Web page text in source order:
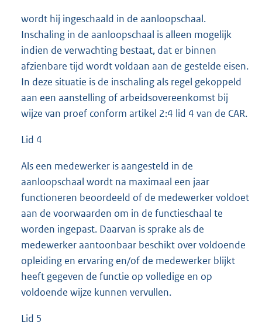
wordt hij ingeschaald in de aanloopschaal.
Inschaling in de aanloopschaal is alleen mogelijk
indien de verwachting bestaat, dat er binnen
afzienbare tijd wordt voldaan aan de gestelde eisen.
In deze situatie is de inschaling als regel gekoppeld
aan een aanstelling of arbeidsovereenkomst bij
wijze van proef conform artikel 2:4 lid 4 van de CAR.
Lid 4
Als een medewerker is aangesteld in de
aanloopschaal wordt na maximaal een jaar
functioneren beoordeeld of de medewerker voldoet
aan de voorwaarden om in de functieschaal te
worden ingepast. Daarvan is sprake als de
medewerker aantoonbaar beschikt over voldoende
opleiding en ervaring en/of de medewerker blijkt
heeft gegeven de functie op volledige en op
voldoende wijze kunnen vervullen.
Lid 5